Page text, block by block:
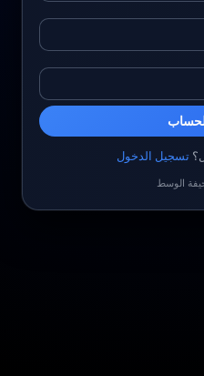
تسجيل الدخول